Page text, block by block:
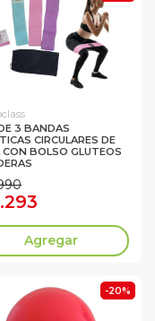
3 BANDAS
CIRCULARES DE
CON BOLSO GLUTEOS
Agregar
-20%